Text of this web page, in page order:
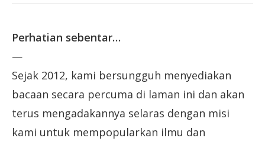
Perhatian sebentar…
—
Sejak 2012, kami bersungguh menyediakan
bacaan secara percuma di laman ini dan akan
terus mengadakannya selaras dengan misi
kami untuk mempopularkan ilmu dan